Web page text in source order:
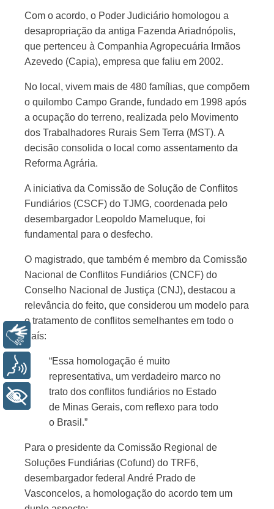
Com o acordo, o Poder Judiciário homologou a
desapropriação da antiga Fazenda Ariadnópolis,
que pertenceu à Companhia Agropecuária Irmãos
Azevedo (Capia), empresa que faliu em 2002.
No local, vivem mais de 480 famílias, que compõem
o quilombo Campo Grande, fundado em 1998 após
a ocupação do terreno, realizada pelo Movimento
dos Trabalhadores Rurais Sem Terra (MST). A
decisão consolida o local como assentamento da
Reforma Agrária.
A iniciativa da Comissão de Solução de Conflitos
Fundiários (CSCF) do TJMG, coordenada pelo
desembargador Leopoldo Mameluque, foi
fundamental para o desfecho.
O magistrado, que também é membro da Comissão
Nacional de Conflitos Fundiários (CNCF) do
Conselho Nacional de Justiça (CNJ), destacou a
relevância do feito, que considerou um modelo para
o tratamento de conflitos semelhantes em todo o
País:
“Essa homologação é muito
representativa, um verdadeiro marco no
trato dos conflitos fundiários no Estado
de Minas Gerais, com reflexo para todo
o Brasil.”
Para o presidente da Comissão Regional de
Soluções Fundiárias (Cofund) do TRF6,
desembargador federal André Prado de
Vasconcelos, a homologação do acordo tem um
Libras
Voz
+ Acessibilidade